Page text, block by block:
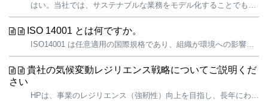
はい。当社では、サステナブルな業務をモデル化することでも、当社の価値を行動で示し、業界をリードする取り組みを一例として、従業員、お客様、サプライヤー、訪問者などへ強調しています。 当社の「環境、健康、および安全 (EHS) に関する指針」と、EHS管理システム (HPのすべての従業員と請負業者、およびすべての...
ISO 14001 とは何ですか。
ISO14001 は任意適用の国際規格であり、組織が環境への影響を効果的に管理するために必要な環境マネジメントシステム（EMS）の構成要件を定めた規格です。 ISO14001 規格は環境マネジメントシステムを事業運営の実務へ統合することを目的としており、1996 年に国際標準化機構（ISO）が産業界、政府...
貴社の気候変動レジリエンス戦略についてご説明くだ
さい
HPは、事業のレジリエンス（強靭性）向上を目指し、長年にわたり気候変動対策に取り組んできました。当社は、2019年以降、総炭素排出量（カーボンフットプリント）を28％以上削減してきたことを誇りに思っています。 2008年、HPは、グローバルIT企業として初めて、サプライチェーン全体を含む全世界のバリューチェ...